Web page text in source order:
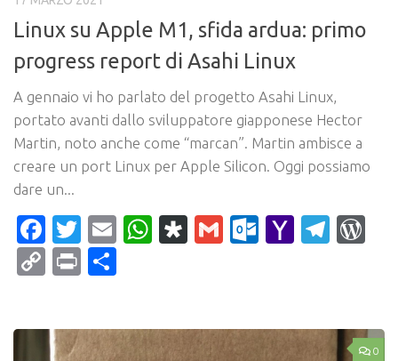
Linux su Apple M1, sfida ardua: primo
progress report di Asahi Linux
A gennaio vi ho parlato del progetto Asahi Linux,
portato avanti dallo sviluppatore giapponese Hector
Martin, noto anche come “marcan”. Martin ambisce a
creare un port Linux per Apple Silicon. Oggi possiamo
dare un...
Facebook
Twitter
EmailWhatsApp
Diaspora
Gmail Yahoo
CopyPrint
0